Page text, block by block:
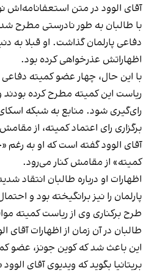
آقای الوود در متن استعفانامه‌اش
با طالبان به طور نادرستی مطرح
دفاعی پارلمان گذاشت. او قبلا به
اظهاراتش عذرخواهی کرده بود.
با این حال، چهار عضو کمیته دفاعی
ریاست این کمیته مطرح کرده بودند و
رای‌گیری شود. منابع به شبکه
برگزاری رای اعتماد کمیته، از
آقای الوود گفته است که او به رغم
کمیته» از مقامش کنار می‌رود.
اظهارات او درباره طالبان انتقاد
پارلمان را نیز برانگیخته بود و
طرح برکناری وی از ریاست کمیته
طالبان در آن زمان از اظهارات آقای
این باعث شد که کوین جونز، عضو
بریتانیا بگوید که ویدیوی آقای